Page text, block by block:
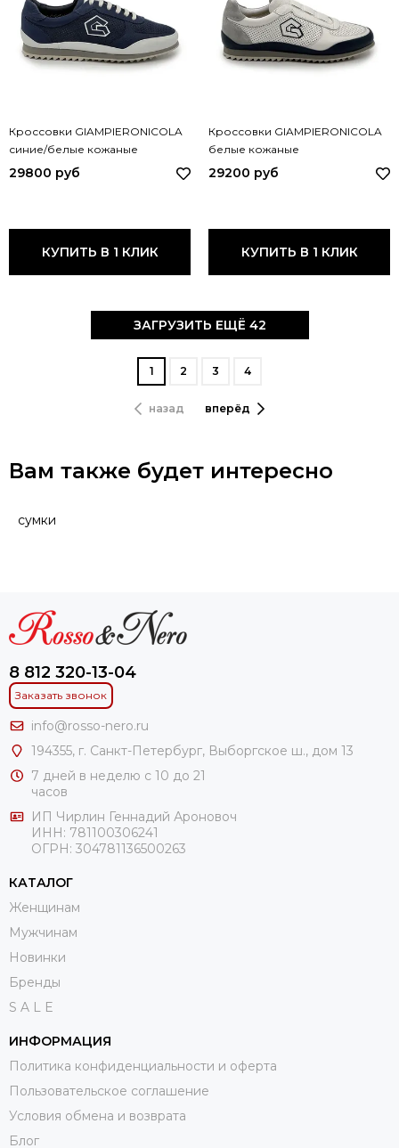
Кроссовки GIAMPIERONICOLA
синие/белые кожаные
перфорированные 45502C
29800 руб
КУПИТЬ В 1 КЛИК
Кроссовки GIAMPIERONICOLA
белые кожаные
перфорированные 45504A
29200 руб
КУПИТЬ В 1 КЛИК
ЗАГРУЗИТЬ ЕЩЁ 42
назад
1 2 3 4
вперёд
Вам также будет интересно
сумки
8 812 320-13-04
Заказать звонок
info@rosso-nero.ru
194355, г. Санкт-Петербург, Выборгское ш., дом 13
7 дней в неделю с 10 до 21
часов
ИП Чирлин Геннадий Ароновоч
ИНН: 781100306241
ОГРН: 304781136500263
КАТАЛОГ
Женщинам
Мужчинам
Новинки
Бренды
S A L E
ИНФОРМАЦИЯ
Политика конфиденциальности и оферта
Пользовательское соглашение
Условия обмена и возврата
Блог